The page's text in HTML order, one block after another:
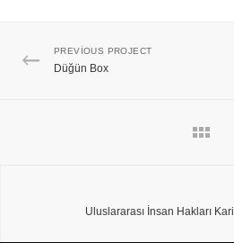
PREVIOUS PROJECT
Düğün Box
Uluslararası İnsan Hakları